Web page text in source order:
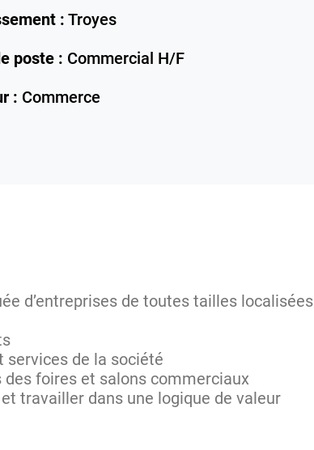
: Troyes
poste : Commercial H/F
: Commerce
d’entreprises de toutes tailles localisées
services de la société
foires et salons commerciaux
travailler dans une logique de valeur